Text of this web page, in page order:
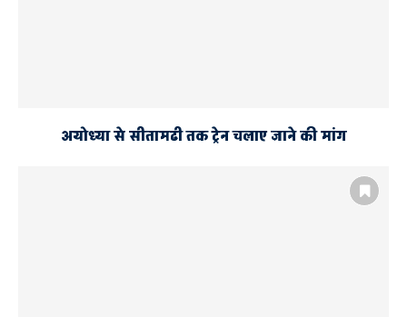
अयोध्या से सीतामढी तक ट्रेन चलाए जाने की मांग